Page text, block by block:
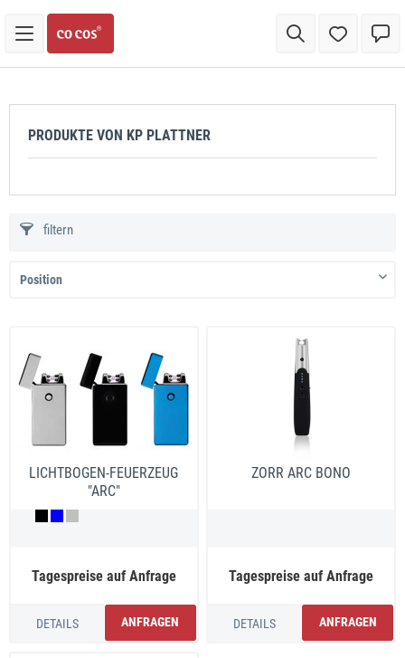
PRODUKTE VON KP PLATTNER
filtern
LICHTBOGEN-FEUERZEUG
"ARC"
Tagespreise auf Anfrage
DETAILS ANFRAGEN
ZORR ARC BONO
Tagespreise auf Anfrage
DETAILS ANFRAGEN